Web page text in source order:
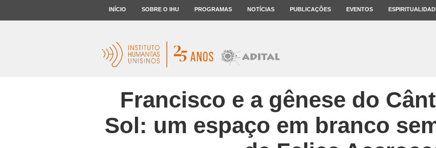
INÍCIO SOBRE O IHU PROGRAMAS NOTÍCIAS PUBLICAÇÕES EVENTOS
Francisco e a gênese do
Sol: um espaço em branco